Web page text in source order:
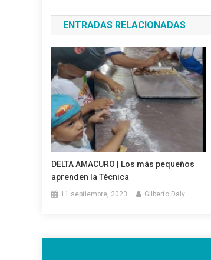
de
entradas
ENTRADAS RELACIONADAS
DELTA AMACURO | Los más pequeños
aprenden la Técnica
11 septiembre, 2023 Gilberto Daly